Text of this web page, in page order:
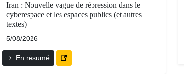
Iran : Nouvelle vague de répression dans le
cyberespace et les espaces publics (et autres
textes)
5/08/2026
En résumé